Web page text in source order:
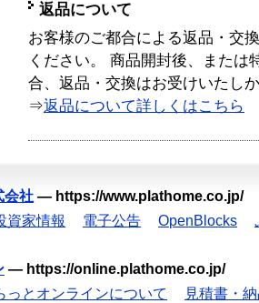
返品について
お客様のご都合による返品・交
ください。 商品開封後、または
合、返品・交換はお受けいたし
⇒返品について詳しくはこちら
会社 — https://www.plathome.co.jp/
資家情報 電子公告 OpenBlocks
— https://online.plathome.co.jp/
っとオンラインについて
見積書・